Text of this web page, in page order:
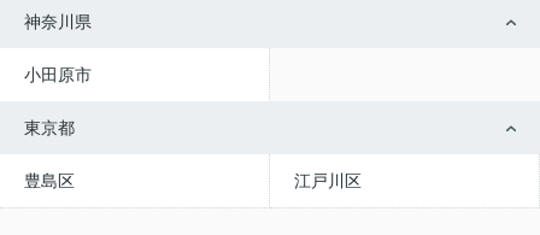
神奈川県
小田原市
東京都
豊島区 江戸川区